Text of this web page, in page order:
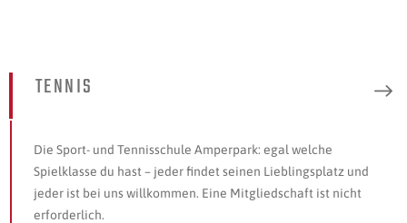
TENNIS
Die Sport- und Tennisschule Amperpark: egal welche
Spielklasse du hast – jeder findet seinen Lieblingsplatz und
jeder ist bei uns willkommen. Eine Mitgliedschaft ist nicht
erforderlich.